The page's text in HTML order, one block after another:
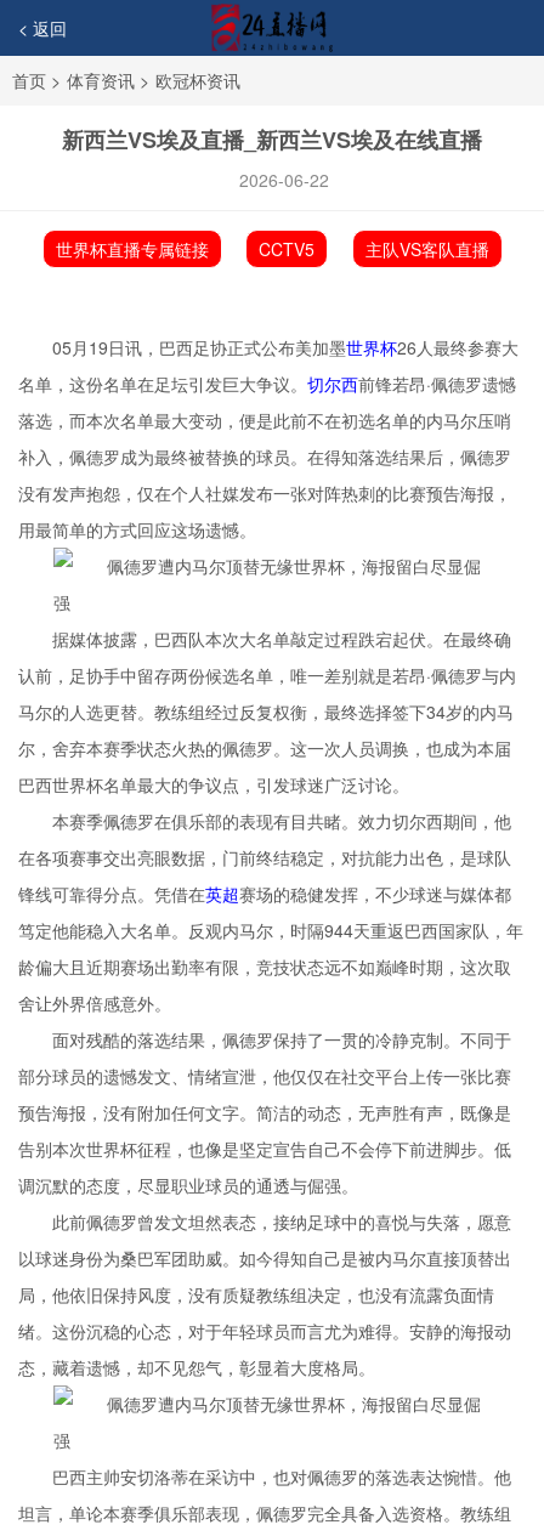
< 返回
首页 > 体育资讯 > 欧冠杯资讯
新西兰VS埃及直播_新西兰VS埃及在线直播
2026-06-22
世界杯直播专属链接 CCTV5 主队VS客队直播
05月19日讯，巴西足协正式公布美加墨世界杯26人最终参赛大
名单，这份名单在足坛引发巨大争议。 切尔西前锋若昂·佩德罗遗憾
落选，而本次名单最大变动，便是此前不在初选名单的内马尔压哨
补入，佩德罗成为最终被替换的球员。在得知落选结果后，佩德罗
没有发声抱怨，仅在个人社媒发布一张对阵热刺的比赛预告海报，
用最简单的方式回应这场遗憾。
据媒体披露，巴西队本次大名单敲定过程跌宕起伏。在最终确
认前，足协手中留存两份候选名单，唯一差别就是若昂·佩德罗与内
马尔的人选更替。教练组经过反复权衡，最终选择签下34岁的内马
尔，舍弃本赛季状态火热的佩德罗。这一次人员调换，也成为本届
巴西世界杯名单最大的争议点，引发球迷广泛讨论。
本赛季佩德罗在俱乐部的表现有目共睹。效力切尔西期间，他
在各项赛事交出亮眼数据，门前终结稳定，对抗能力出色，是球队
锋线可靠得分点。凭借在英超赛场的稳健发挥，不少球迷与媒体都
笃定他能稳入大名单。反观内马尔，时隔944天重返巴西国家队，年
龄偏大且近期赛场出勤率有限，竞技状态远不如巅峰时期，这次取
舍让外界倍感意外。
面对残酷的落选结果，佩德罗保持了一贯的冷静克制。不同于
部分球员的遗憾发文、情绪宣泄，他仅仅在社交平台上传一张比赛
预告海报，没有附加任何文字。简洁的动态，无声胜有声，既像是
告别本次世界杯征程，也像是坚定宣告自己不会停下前进脚步。低
调沉默的态度，尽显职业球员的通透与倔强。
此前佩德罗曾发文坦然表态，接纳足球中的喜悦与失落，愿意
以球迷身份为桑巴军团助威。如今得知自己是被内马尔直接顶替出
局，他依旧保持风度，没有质疑教练组决定，也没有流露负面情
绪。这份沉稳的心态，对于年轻球员而言尤为难得。安静的海报动
态，藏着遗憾，却不见怨气，彰显着大度格局。
巴西主帅安切洛蒂在采访中，也对佩德罗的落选表达惋惜。他
坦言，单论本赛季俱乐部表现，佩德罗完全具备入选资格。教练组